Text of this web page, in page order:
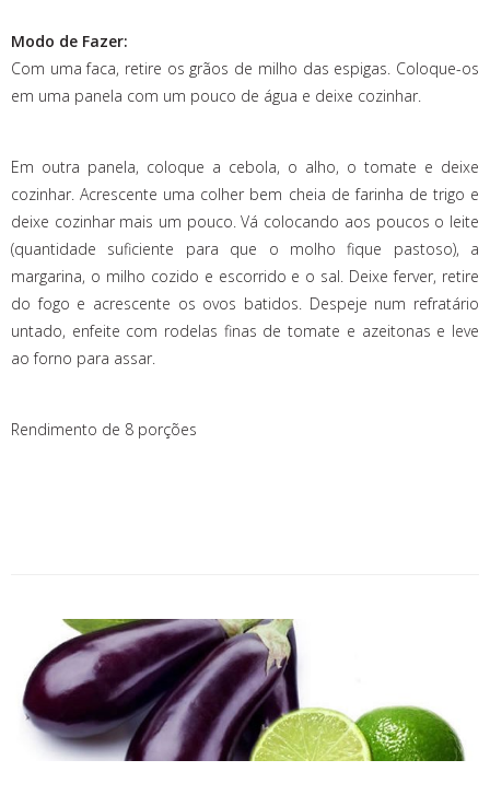
Modo de Fazer:
Com uma faca, retire os grãos de milho das espigas. Coloque-os
em uma panela com um pouco de água e deixe cozinhar.
Em outra panela, coloque a cebola, o alho, o tomate e deixe
cozinhar. Acrescente uma colher bem cheia de farinha de trigo e
deixe cozinhar mais um pouco. Vá colocando aos poucos o leite
(quantidade suficiente para que o molho fique pastoso), a
margarina, o milho cozido e escorrido e o sal. Deixe ferver, retire
do fogo e acrescente os ovos batidos. Despeje num refratário
untado, enfeite com rodelas finas de tomate e azeitonas e leve
ao forno para assar.
Rendimento de 8 porções